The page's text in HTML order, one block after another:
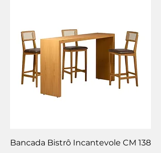
Bancada Bistrô Incantevole CM 138